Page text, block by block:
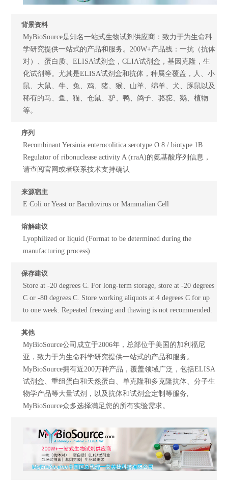
背景资料
MyBioSource是知名一站式生物试剂供应商：致力于为生命科
学研究提供一站式的产品和服务。200W+产品线：一抗（抗体
对）、蛋白质、ELISA试剂盒，CLIA试剂盒，基因克隆，生
化试剂等。尤其是ELISA试剂盒和抗体，种属全覆盖，人、小
鼠、大鼠、牛、兔、鸡、猪、猴、山羊、绵羊、犬、豚鼠以及
稀有的马、鱼、猫、仓鼠、驴、鸭、鸽子、骆驼、鹅、植物
等。
序列
Recombinant Yersinia enterocolitica serotype O:8 / biotype 1B
Regulator of ribonuclease activity A (rraA)的氨基酸序列信息，
请查阅官网或者联系技术支持确认
来源宿主
E Coli or Yeast or Baculovirus or Mammalian Cell
溶解建议
Lyophilized or liquid (Format to be determined during the
manufacturing process)
保存建议
Store at -20 degrees C. For long-term storage, store at -20 degrees
C or -80 degrees C. Store working aliquots at 4 degrees C for up
to one week. Repeated freezing and thawing is not recommended.
其他
MyBioSource公司成立于2006年，总部位于美国的加利福尼
亚，致力于为生命科学研究提供一站式的产品和服务。
MyBioSource拥有近200万种产品，覆盖领域广泛，包括ELISA
试剂盒、重组蛋白和天然蛋白、单克隆和多克隆抗体、分子生
物学产品等大量试剂，以及抗体和试剂盒定制等服务,
MyBioSource众多选择满足您的所有实验需求。